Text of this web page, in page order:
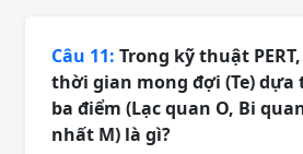
Câu 11: Trong kỹ thuật
thời gian mong đợi (Te)
ba điểm (Lạc quan O, Bi
nhất M) là gì?